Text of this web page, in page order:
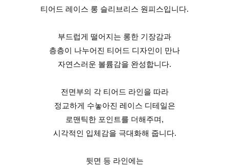
티어드 레이스 롱 슬리브리스 원피스입니다.
부드럽게 떨어지는 롱한 기장감과
층층이 나누어진 티어드 디자인이 만나
자연스러운 볼륨감을 완성합니다.
전면부의 각 티어드 라인을 따라
정교하게 수놓아진 레이스 디테일은
로맨틱한 포인트를 더해주며,
시각적인 입체감을 극대화해 줍니다.
뒷면 등 라인에는